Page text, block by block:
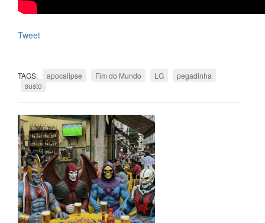
Tweet
TAGS: apocalipse Fim do Mundo LG
pegadinha
susto